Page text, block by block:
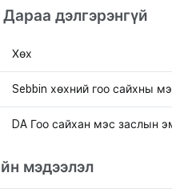
дэлгэрэнгүй
Хөх
Sebbin хөхний гоо сайхны
DA Гоо сайхан мэс заслын
мэдээлэл